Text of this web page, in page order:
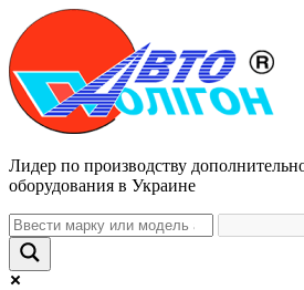
Лидер по производству
оборудования в Украине